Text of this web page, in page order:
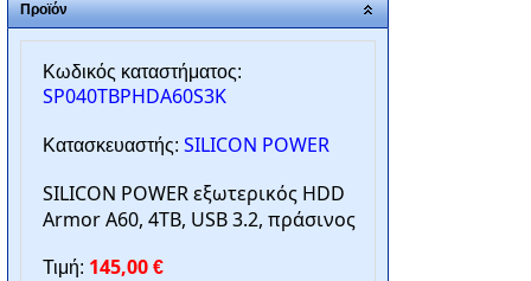
Προϊόν
Κωδικός καταστήματος:
SP040TBPHDA60S3K
Κατασκευαστής: SILICON POWER
SILICON POWER εξωτερικός HDD
Armor A60, 4TB, USB 3.2, πράσινος
Τιμή: 145,00 €